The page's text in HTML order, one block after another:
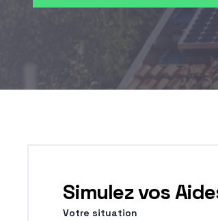
Simulez vos
Votre situation